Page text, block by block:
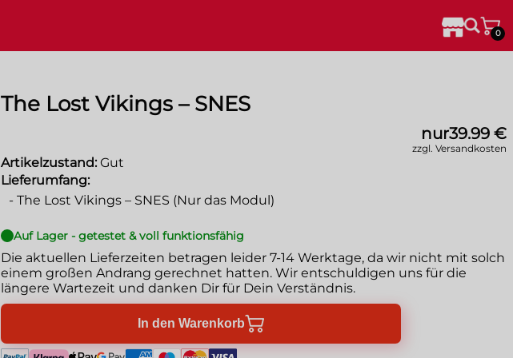
0
The Lost Vikings – SNES
nur39.99 €
zzgl. Versandkosten
Artikelzustand: Gut
Lieferumfang:
- The Lost Vikings – SNES (Nur das Modul)
Auf Lager - getestet & voll funktionsfähig
Die aktuellen Lieferzeiten betragen leider 7-14 Werktage, da wir nicht mit solch
einem großen Andrang gerechnet hatten. Wir entschuldigen uns für die
längere Wartezeit und danken Dir für Dein Verständnis.
In den Warenkorb